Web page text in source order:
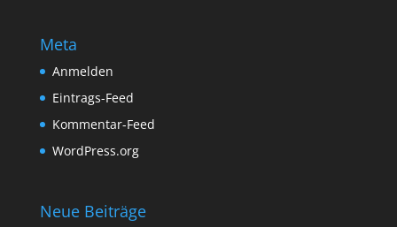
Meta
Anmelden
Eintrags-Feed
Kommentar-Feed
WordPress.org
Neue Beiträge